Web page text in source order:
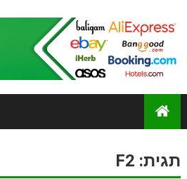
תגית: F2